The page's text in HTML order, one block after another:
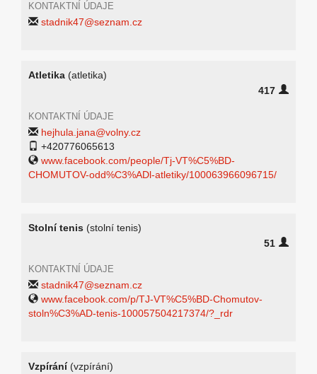
KONTAKTNÍ ÚDAJE
stadnik47@seznam.cz
Atletika (atletika)
417
KONTAKTNÍ ÚDAJE
hejhula.jana@volny.cz
+420776065613
www.facebook.com/people/Tj-VT%C5%BD-
CHOMUTOV-odd%C3%ADl-atletiky/100063966096715/
Stolní tenis (stolní tenis)
51
KONTAKTNÍ ÚDAJE
stadnik47@seznam.cz
www.facebook.com/p/TJ-VT%C5%BD-Chomutov-
stoln%C3%AD-tenis-100057504217374/?_rdr
Vzpírání(vzpírání)